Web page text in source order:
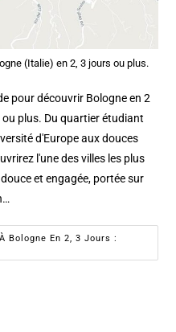
(Italie) en 2, 3 jours ou plus.
pour découvrir Bologne en 2
plus. Du quartier étudiant
d'Europe aux douces
l'une des villes les plus
et engagée, portée sur
Bologne En 2, 3 Jours :